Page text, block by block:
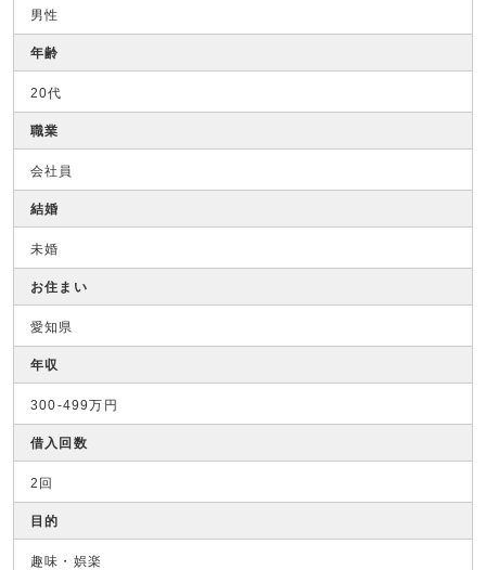
男性
年齢
20代
職業
会社員
結婚
未婚
お住まい
愛知県
年収
300-499万円
借入回数
2回
目的
趣味・娯楽